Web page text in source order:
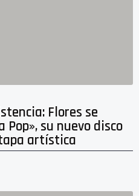
Flores se
Pop», su nuevo disco
artística